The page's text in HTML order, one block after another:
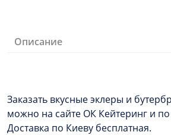
м'яким
огірку
Описание
Заказать вкусные эклеры и
можно на сайте ОК Кейтеринг и по
Доставка по Киеву бесплатная.